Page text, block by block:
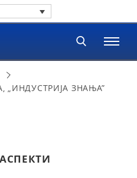
ЗНАЊА”